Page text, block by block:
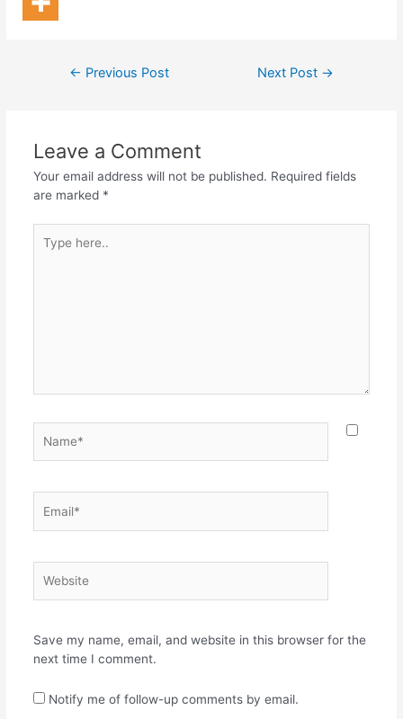
← Previous Post Next Post →
Leave a Comment
Your email address will not be published. Required fields
are marked *
here..
Save my name, email, and website in this browser for the
next time I comment.
Notify me of follow-up comments by email.